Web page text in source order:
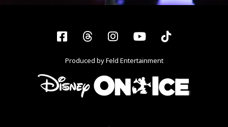
Facebook
ThreadsInstagram
YouTubeTiktok
Produced by Feld Entertainment